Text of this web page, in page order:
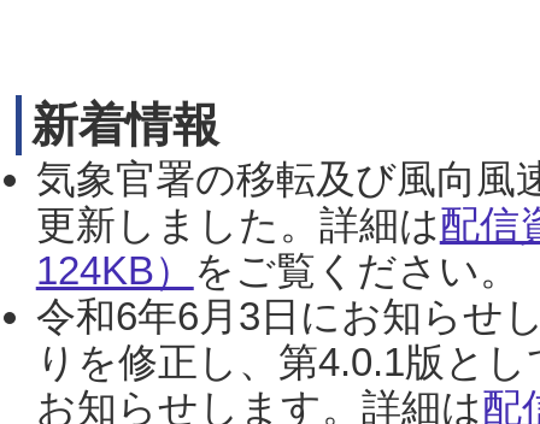
新着情報
気象官署の移転及び風向風
更新しました。詳細は配信
124KB） をご覧ください。
令和6年6月3日にお知らせ
りを修正し、第4.0.1版と
お知らせします。詳細は配